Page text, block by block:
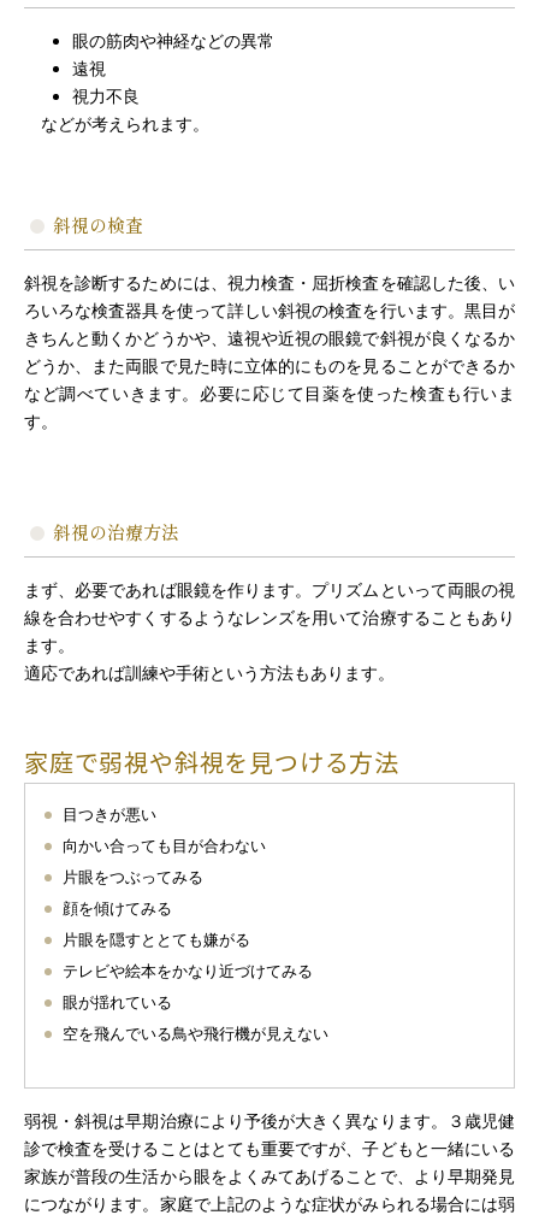
眼の筋肉や神経などの異常
遠視
視力不良
などが考えられます。
斜視の検査
斜視を診断するためには、視力検査・屈折検査を確認した後、い
ろいろな検査器具を使って詳しい斜視の検査を行います。黒目が
きちんと動くかどうかや、遠視や近視の眼鏡で斜視が良くなるか
どうか、また両眼で見た時に立体的にものを見ることができるか
など調べていきます。必要に応じて目薬を使った検査も行いま
す。
斜視の治療方法
まず、必要であれば眼鏡を作ります。プリズムといって両眼の視
線を合わせやすくするようなレンズを用いて治療することもあり
ます。
適応であれば訓練や手術という方法もあります。
家庭で弱視や斜視を見つける方法
目つきが悪い
向かい合っても目が合わない
片眼をつぶってみる
顔を傾けてみる
片眼を隠すととても嫌がる
テレビや絵本をかなり近づけてみる
眼が揺れている
空を飛んでいる鳥や飛行機が見えない
弱視・斜視は早期治療により予後が大きく異なります。３歳児健
診で検査を受けることはとても重要ですが、子どもと一緒にいる
家族が普段の生活から眼をよくみてあげることで、より早期発見
につながります。家庭で上記のような症状がみられる場合には弱